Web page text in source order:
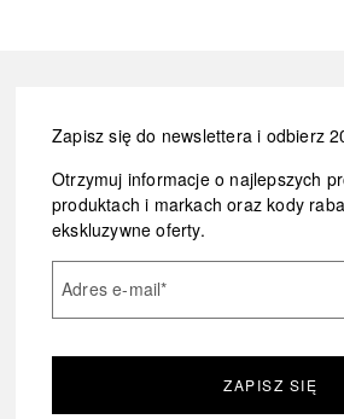
Zapisz się do newslettera i odbierz
Otrzymuj informacje o najlepszych
produktach i markach oraz kody
ekskluzywne oferty.
Adres e-mail*
ZAPISZ SIĘ